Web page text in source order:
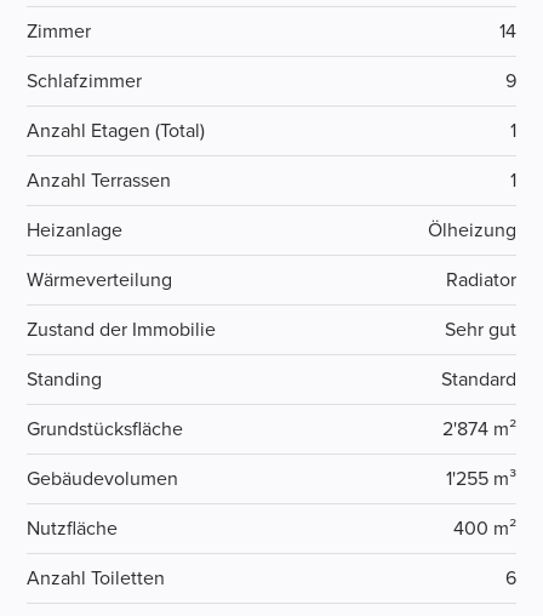
Zimmer 14
Schlafzimmer 9
Anzahl Etagen (Total) 1
Anzahl Terrassen 1
Heizanlage Ölheizung
Wärmeverteilung Radiator
Zustand der Immobilie Sehr gut
Standing Standard
Grundstücksfläche 2'874 m²
Gebäudevolumen 1'255 m³
Nutzfläche 400 m²
Anzahl Toiletten 6